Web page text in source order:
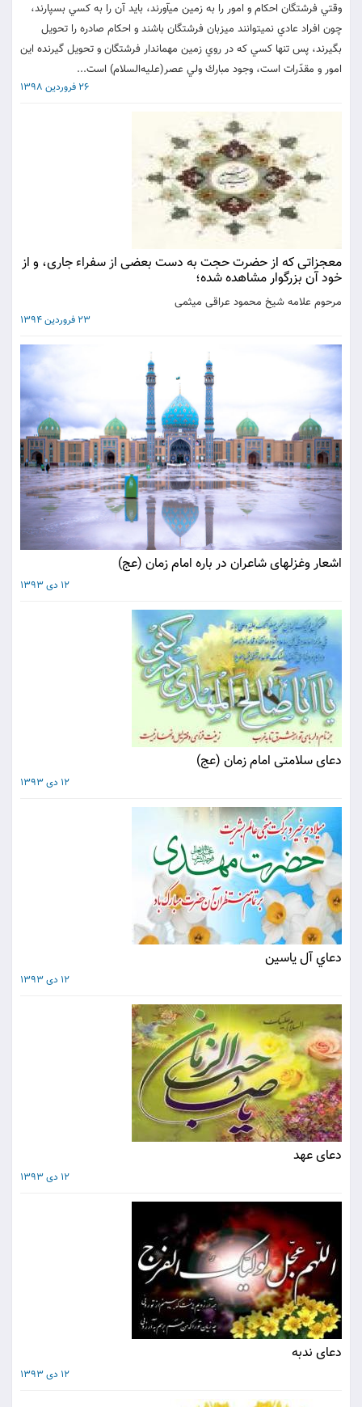
وقتي فرشتگان احكام و امور را به زمين مي‏آورند، بايد آن را به كسي بسپارند،
چون افراد عادي نمي‏توانند ميزبان فرشتگان باشند و احكام صادره را تحويل
بگيرند، پس تنها كسي كه در روي زمين مهمان‏دار فرشتگان و تحويل گيرنده اين
امور و مقدّرات است، وجود مبارك ولي عصر(عليه‌السلام) است...
26 فروردین 1398
معجزاتی که از حضرت حجت به دست بعضی از سفراء جاری، و از
خود آن بزرگوار مشاهده شده؛
مرحوم علامه شیخ محمود عراقی میثمی
23 فروردین 1394
اشعار وغزلهای شاعران در باره امام زمان (عج)
12 دی 1393
دعای سلامتی امام زمان (عج)
12 دی 1393
دعاي آل ياسين
12 دی 1393
دعای عهد
12 دی 1393
دعای ندبه
12 دی 1393